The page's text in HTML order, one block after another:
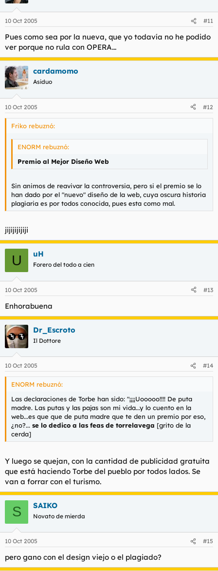
10 Oct 2005 #11
Pues como sea por la nueva, que yo todavía no he podido
ver porque no rula con OPERA...
cardamomo
Asiduo
10 Oct 2005 #12
Friko rebuznó:
ENORM rebuznó:
Premio al Mejor Diseño Web
Sin animos de reavivar la controversia, pero si el premio se lo
han dado por el "nuevo" diseño de la web, cuya oscura historia
plagiaria es por todos conocida, pues esta como mal.
jijijijijiji
U uH
Forero del todo a cien
10 Oct 2005 #13
Enhorabuena
Dr_Escroto
Il Dottore
10 Oct 2005 #14
ENORM rebuznó:
Las declaraciones de Torbe han sido: "¡¡¡¡Uooooo!!!! De puta
madre. Las putas y las pajas son mi vida...y lo cuento en la
web...es que que de puta madre que te den un premio por eso,
¿no?... se lo dedico a las feas de torrelavega [grito de la
cerda]
Y luego se quejan, con la cantidad de publicidad gratuita
que está haciendo Torbe del pueblo por todos lados. Se
van a forrar con el turismo.
S SAIKO
Novato de mierda
10 Oct 2005 #15
pero gano con el design viejo o el plagiado?